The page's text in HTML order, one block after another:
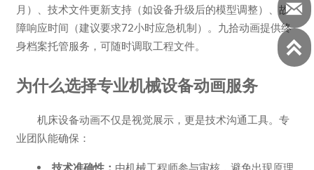
月）、技术文件更新支持（如设备升级后的模型调整）、故
障响应时间（建议要求72小时应急机制）。九拾动画提供终
身档案托管服务，可随时调取工程文件。
为什么选择专业机械设备动画服务
机床设备动画不仅是视觉展示，更是技术沟通工具。专
业团队能确保：
技术准确性： 由机械工程师参与审核，避免出现原理

